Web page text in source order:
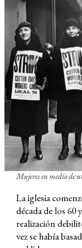
Mujeres en medio de
La iglesia
década de los
realización
vez se había